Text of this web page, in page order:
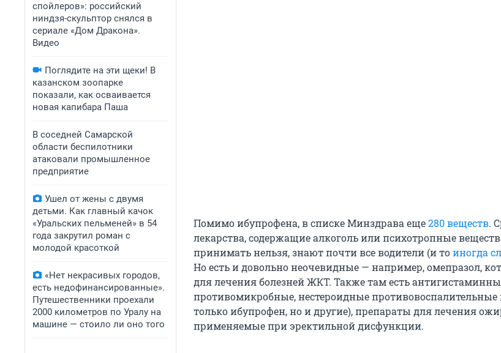
спойлеров»: российский
ниндзя-скульптор снялся в
сериале «Дом Дракона».
Видео
Поглядите на эти щеки! В
казанском зоопарке
показали, как осваивается
новая капибара Паша
В соседней Самарской
области беспилотники
атаковали промышленное
предприятие
Ушел от жены с двумя
детьми. Как главный качок
«Уральских пельменей» в 54
года закрутил роман с
молодой красоткой
«Нет некрасивых городов,
есть недофинансированные».
Путешественники проехали
2000 километров по Уралу на
машине — стоило ли оно того
Помимо ибупрофена, в списке Минздрава еще280 веществ.
лекарства, содержащие алкоголь или психотропные
принимать нельзя, знают почти все водители (и тоиногда
Но есть и довольно неочевидные — например, омепразол,
для лечения болезней ЖКТ. Также там есть
противомикробные, нестероидные противовоспалительные
только ибупрофен, но и другие), препараты для лечения
применяемые при эректильной дисфункции.